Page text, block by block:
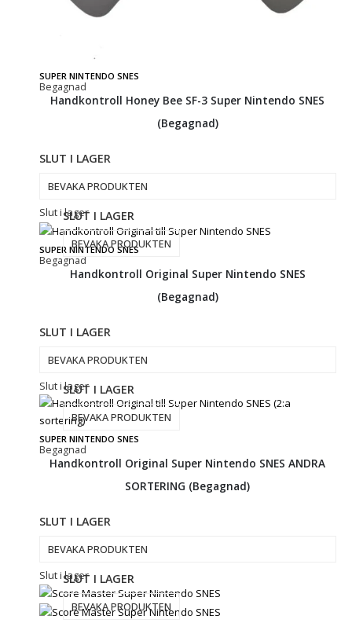
SUPER NINTENDO SNES
Begagnad
Handkontroll Honey Bee SF-3 Super Nintendo SNES
(Begagnad)
SLUT I LAGER
BEVAKA PRODUKTEN
Slut i lager
SUPER NINTENDO SNES
Begagnad
SLUT I LAGER
BEVAKA PRODUKTEN
Handkontroll Original Super Nintendo SNES
(Begagnad)
SLUT I LAGER
BEVAKA PRODUKTEN
Slut i lager
SUPER NINTENDO SNES
Begagnad
SLUT I LAGER
BEVAKA PRODUKTEN
Handkontroll Original Super Nintendo SNES ANDRA
SORTERING (Begagnad)
SLUT I LAGER
BEVAKA PRODUKTEN
Slut i lagerSLUT I LAGER
BEVAKA PRODUKTEN